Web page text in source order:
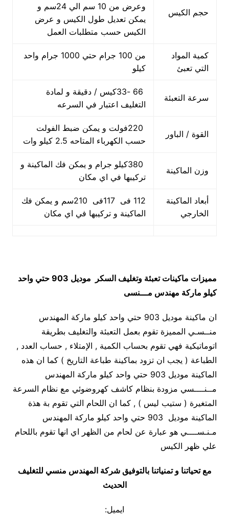
حجم الكيس
وعرض من 10 سم الي 24سم و
يمكن تعديل طول الكيس و عرض
الكيس حسب متطلبات العمل
كمية المواد
التي تعبئ
من 100 جرام حتي 1000 جرام واحد
كيلو
سرعة التعبئة
66 -33كيس / دقيقة و لمادة
التغليف اعتبار في السرعه
القوة / الباور
220فولت و يمكن ضبط الفولت
حسب الكهرباء المتاحه 2.5 كيلو وات
وزن الماكينة
380كيلو جرام و يمكن فك الماكينة و
تركيبها في اي مكان
أبعاد الماكينة
الخارجي
112 فى 117فى 210سم و يمكن فك
الماكينة و تركيبها في اي مكان
مميزات ماكينات تعبئة وتغليف السكر
موديل 903 حتي واحد
كيلو ماركة مهندس مـــنسى
ان ماكينة موديل 903 حتي واحد كيلو ماركة المهندس
منــسـي المميزة تقوم بعمل التعبئة والتغليف بطريقة
اتوماتيكية فهي تقوم بحساب الكمية , الإمتلاء , حساب العدد ,
الطباعة ( يجب ان تزود بماكينة طباعة التاريخ ) كما ان هذه
الماكينة موديل 903 حتي واحد كيلو ماركة المهندس
مــنــــسي مزودة بنظام كاشف كهروضوئي مع نظام السرعة
المتغيرة ( ستيب ليس ) , كما ان اللحام التي تقوم بة هذة
الماكينة موديل 903 حتي واحد كيلو ماركة المهندس
مـنـســــي هو عبارة عن لحام من الظهر اي انها تقوم باللحام
علي ظهر الكيس
مع تحياتنا و تمنياتنا بالتوفيق شركة المهندس منسي للتغليف
الحديث
ايميل: